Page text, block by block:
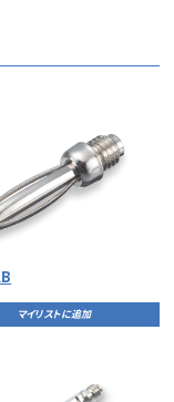
マイリストに追加